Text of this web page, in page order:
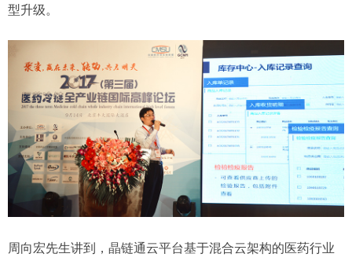
型升级。
周向宏先生讲到，晶链通云平台基于混合云架构的医药行业